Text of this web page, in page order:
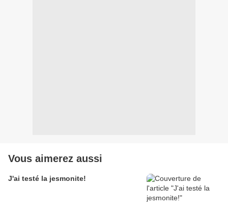
Vous aimerez aussi
J'ai testé la jesmonite!